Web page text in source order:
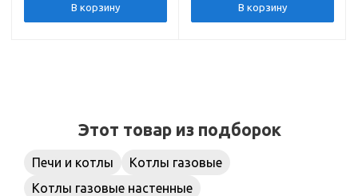
В корзину В корзину
Этот товар из подборок
Печи и котлы
Котлы газовые
Котлы газовые настенные